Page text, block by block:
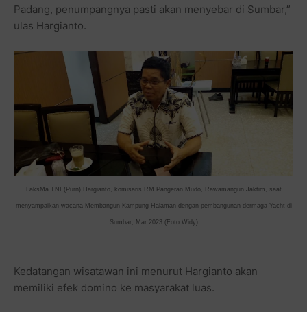
Padang, penumpangnya pasti akan menyebar di Sumbar,”
ulas Hargianto.
LaksMa TNI (Purn) Hargianto, komisaris RM Pangeran Mudo, Rawamangun Jaktim, saat
menyampaikan wacana Membangun Kampung Halaman dengan pembangunan dermaga Yacht di
Sumbar, Mar 2023 (Foto Widy)
Kedatangan wisatawan ini menurut Hargianto akan
memiliki efek domino ke masyarakat luas.